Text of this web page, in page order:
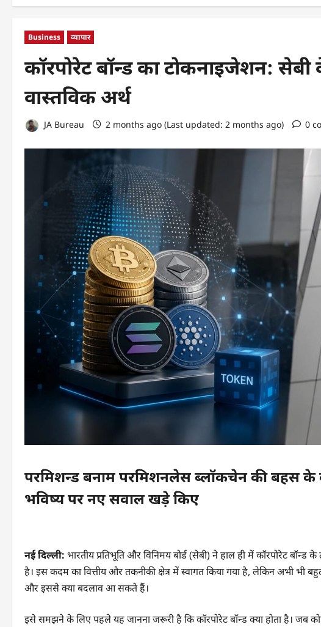
Business व्यापार
कॉरपोरेट बॉन्ड का टोकनाइजेशन: सेबी
वास्तविक अर्थ
JA Bureau 2 months ago (Last updated: 2 months ago) 0
परमिशन्ड बनाम परमिशनलेस ब्लॉकचेन की बहस के
भविष्य पर नए सवाल खड़े किए
नई दिल्ली: भारतीय प्रतिभूति और विनिमय बोर्ड (सेबी) ने हाल ही में कॉरपोरेट
है। इस कदम का वित्तीय और तकनीकी क्षेत्र में स्वागत किया गया है, लेकिन अभी भी
और इससे क्या बदलाव आ सकते हैं।
इसे समझने के लिए पहले यह जानना जरूरी है कि कॉरपोरेट बॉन्ड क्या होता है। जब